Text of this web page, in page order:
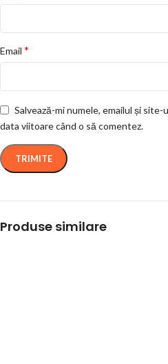
Email *
Salvează-mi numele, emailul și
data viitoare când o să comentez.
Produse similare